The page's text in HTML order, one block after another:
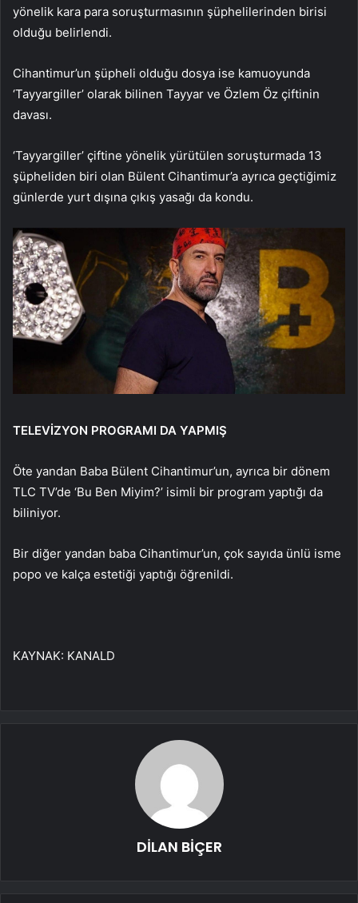
yönelik kara para soruşturmasının şüphelilerinden birisi
olduğu belirlendi.
Cihantimur’un şüpheli olduğu dosya ise kamuoyunda
‘Tayyargiller’ olarak bilinen Tayyar ve Özlem Öz çiftinin
davası.
‘Tayyargiller’ çiftine yönelik yürütülen soruşturmada 13
şüpheliden biri olan Bülent Cihantimur’a ayrıca geçtiğimiz
günlerde yurt dışına çıkış yasağı da kondu.
TELEVİZYON PROGRAMI DA YAPMIŞ
Öte yandan Baba Bülent Cihantimur’un, ayrıca bir dönem
TLC TV’de ‘Bu Ben Miyim?’ isimli bir program yaptığı da
biliniyor.
Bir diğer yandan baba Cihantimur’un, çok sayıda ünlü isme
popo ve kalça estetiği yaptığı öğrenildi.
KAYNAK: KANALD
DİLAN BİÇER